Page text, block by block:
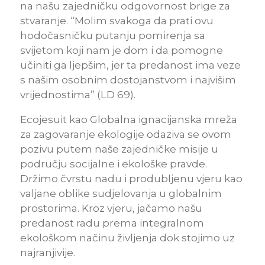
na našu zajedničku odgovornost brige za
stvaranje. “Molim svakoga da prati ovu
hodočasničku putanju pomirenja sa
svijetom koji nam je dom i da pomogne
učiniti ga ljepšim, jer ta predanost ima veze
s našim osobnim dostojanstvom i najvišim
vrijednostima” (LD 69).
Ecojesuit kao Globalna ignacijanska mreža
za zagovaranje ekologije odaziva se ovom
pozivu putem naše zajedničke misije u
području socijalne i ekološke pravde.
Držimo čvrstu nadu i produbljenu vjeru kao
valjane oblike sudjelovanja u globalnim
prostorima. Kroz vjeru, jačamo našu
predanost radu prema integralnom
ekološkom načinu življenja dok stojimo uz
najranjivije.